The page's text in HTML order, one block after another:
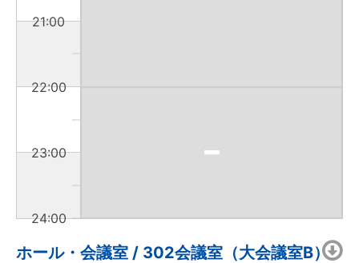
21:00
22:00
23:00
24:00
ホール・会議室 / 302会議室（大会議室B）